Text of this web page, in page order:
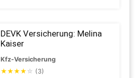
DEVK Versicherung: Melina
Kaiser
Kfz-Versicherung
★★★★ ☆ (3)